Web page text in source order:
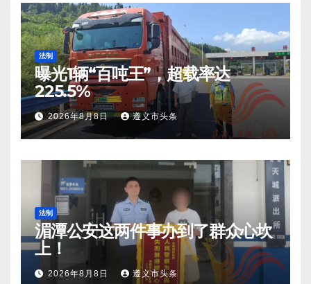
法制
曝光1辆“百吨王”，超载率达
225.5%
2026年8月8日 遵义市头条
法制
湄潭公安这两件事办到了群众心坎
上！
2026年8月8日 遵义市头条